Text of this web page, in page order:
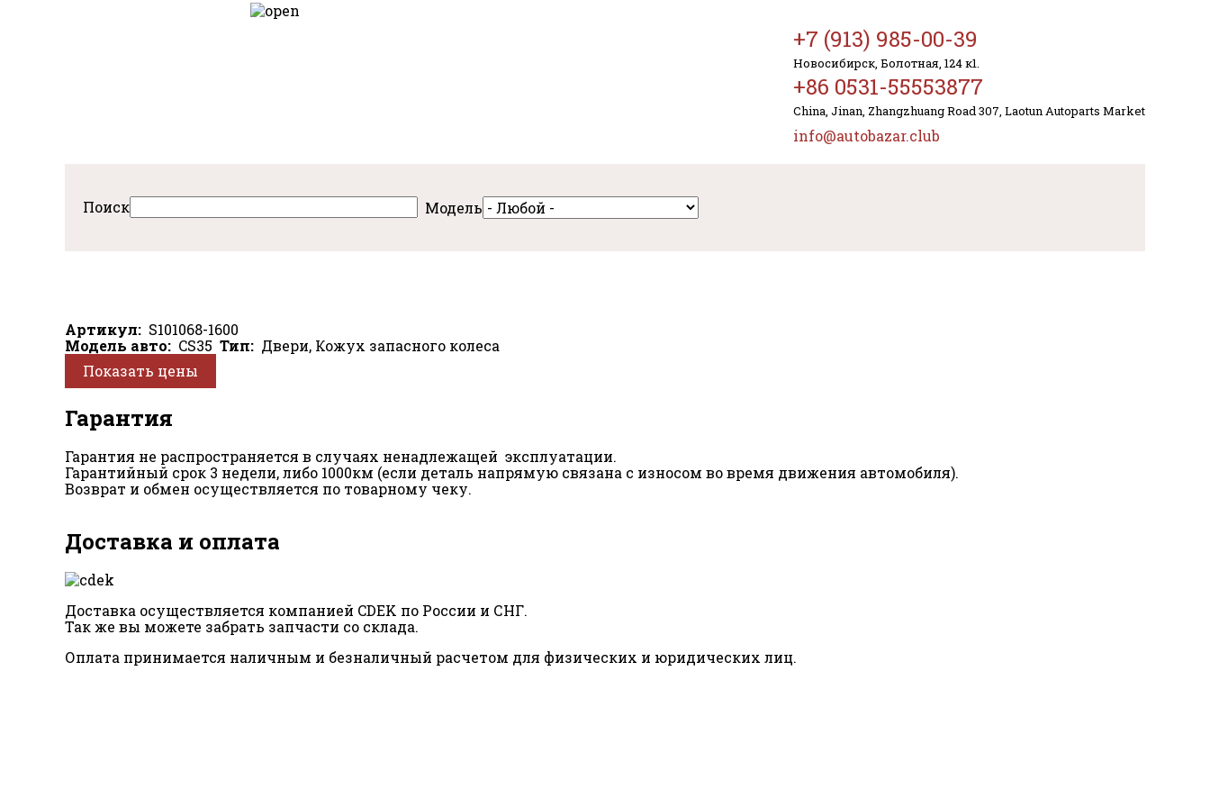
+7 (913) 985-00-39
Новосибирск, Болотная, 124 к1.
+86 0531-55553877
China, Jinan, Zhangzhuang Road 307, Laotun Autoparts Market
info@autobazar.club
Поиск Модель
Артикул
S101068-1600
Модель авто
CS35 Тип
Двери, Кожух запасного колеса
Показать цены
Гарантия
Гарантия не распространяется в случаях ненадлежащей эксплуатации.
Гарантийный срок 3 недели, либо 1000км (если деталь напрямую связана с износом во время движения автомобиля).
Возврат и обмен осуществляется по товарному чеку.
Доставка и оплата
Доставка осуществляется компанией CDEK по России и СНГ.
Так же вы можете забрать запчасти со склада.
Оплата принимается наличным и безналичный расчетом для физических и юридических лиц.